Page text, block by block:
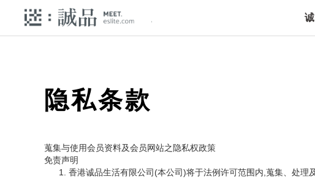
隐私条款
蒐集与使用会员资料及会员网站之隐私权政策
免责声明
香港诚品生活有限公司(本公司)将于法例许可范围内,蒐集、处